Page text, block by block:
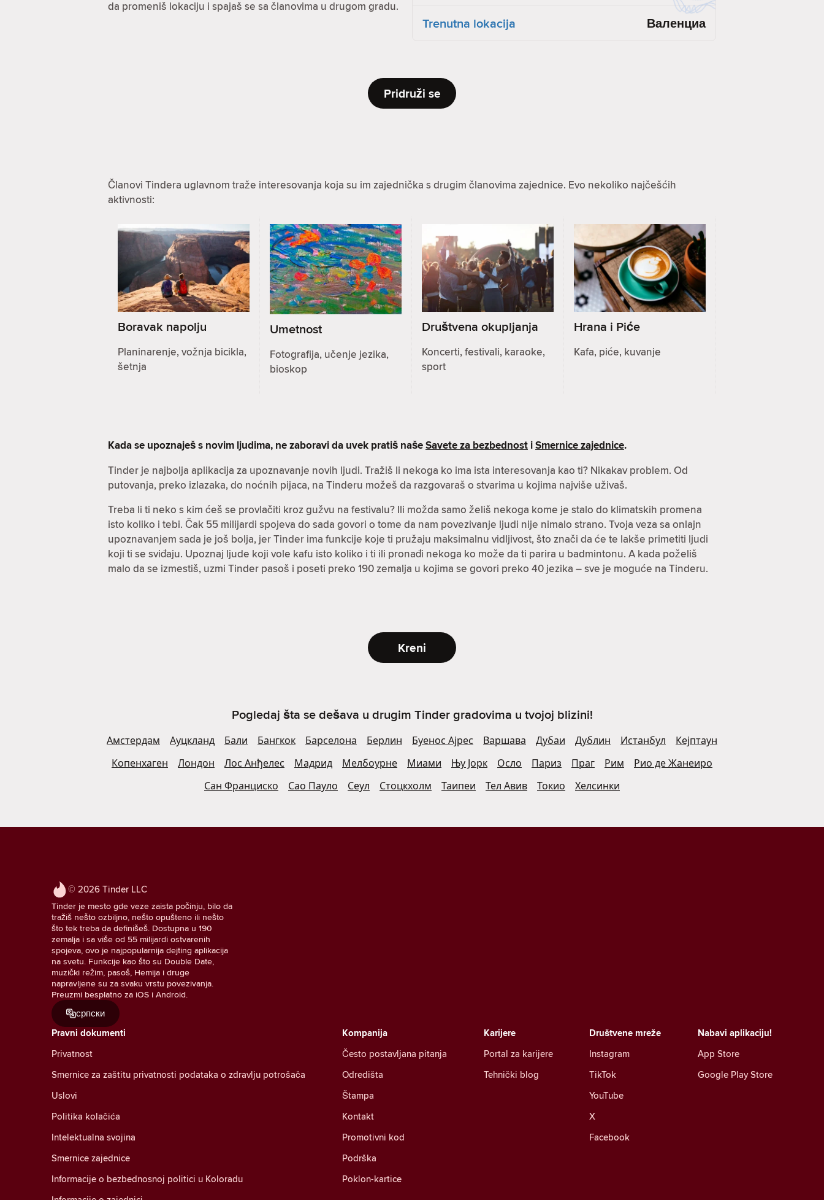
da promeniš lokaciju i spajaš se sa članovima u drugom gradu.
Trenutna lokacija Валенциа
Pridruži se
Članovi Tindera uglavnom traže interesovanja koja su im zajednička s drugim članovima zajednice. Evo nekoliko najčešćih
aktivnosti:
Boravak napolju
Planinarenje, vožnja bicikla,
šetnja
Umetnost
Fotografija, učenje jezika,
bioskop
Društvena okupljanja
Koncerti, festivali, karaoke,
sport
Hrana i Piće
Kafa, piće, kuvanje
Kada se upoznaješ s novim ljudima, ne zaboravi da uvek pratiš našeSavete za bezbednost iSmernice zajednice.
Tinder je najbolja aplikacija za upoznavanje novih ljudi. Tražiš li nekoga ko ima ista interesovanja kao ti? Nikakav problem. Od
putovanja, preko izlazaka, do noćnih pijaca, na Tinderu možeš da razgovaraš o stvarima u kojima najviše uživaš.
Treba li ti neko s kim ćeš se provlačiti kroz gužvu na festivalu? Ili možda samo želiš nekoga kome je stalo do klimatskih promena
isto koliko i tebi. Čak 55 milijardi spojeva do sada govori o tome da nam povezivanje ljudi nije nimalo strano. Tvoja veza sa onlajn
upoznavanjem sada je još bolja, jer Tinder ima funkcije koje ti pružaju maksimalnu vidljivost, što znači da će te lakše primetiti ljudi
koji ti se sviđaju. Upoznaj ljude koji vole kafu isto koliko i ti ili pronađi nekoga ko može da ti parira u badmintonu. A kada poželiš
malo da se izmestiš, uzmi Tinder pasoš i poseti preko 190 zemalja u kojima se govori preko 40 jezika – sve je moguće na Tinderu.
Kreni
Pogledaj šta se dešava u drugim Tinder gradovima u tvojoj blizini!
Амстердам Ауцкланд Бали Бангкок Барселона Берлин Буенос Ајрес Варшава Дубаи Дублин Истанбул
Кејптаун
Копенхаген
Лондон Лос Анђелес Мадрид Мелбоурне Миами Њу Јорк Осло Париз Праг Рим
Рио де Жанеиро
Сан Франциско
Сао Пауло Сеул Стоцкхолм Таипеи Тел Авив Токио Хелсинки
© 2026 Tinder LLC
Tinder je mesto gde veze zaista počinju, bilo da
tražiš nešto ozbiljno, nešto opušteno ili nešto
što tek treba da definišeš. Dostupna u 190
zemalja i sa više od 55 milijardi ostvarenih
spojeva, ovo je najpopularnija dejting aplikacija
na svetu. Funkcije kao što su Double Date,
muzički režim, pasoš, Hemija i druge
napravljene su za svaku vrstu povezivanja.
Preuzmi besplatno za iOS i Android.
српски
Društvene mreže
Instagram
TikTok
YouTube
X
Facebook
Pravni dokumenti
Privatnost
Smernice za zaštitu privatnosti podataka o zdravlju potrošača
Uslovi
Politika kolačića
Intelektualna svojina
Smernice zajednice
Informacije o bezbednosnoj politici u Koloradu
Karijere
Portal za karijere
Tehnički blog
Kompanija
Često postavljana pitanja
Odredišta
Štampa
Kontakt
Promotivni kod
Podrška
Poklon-kartice
Nabavi aplikaciju!
App Store
Google Play Store